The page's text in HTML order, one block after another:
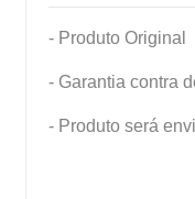
- Produto Original
- Garantia contra
- Produto será